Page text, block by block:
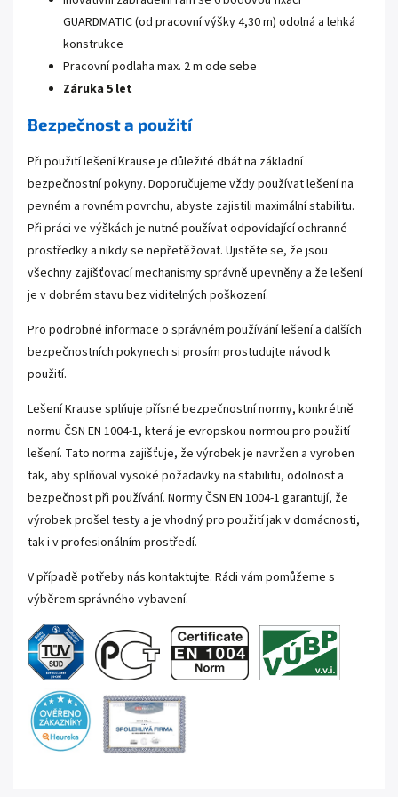
GUARDMATIC (od pracovní výšky 4,30 m) odolná a lehká
konstrukce
Pracovní podlaha max. 2 m ode sebe
Záruka 5 let
Bezpečnost a použití
Při použití lešení Krause je důležité dbát na základní
bezpečnostní pokyny. Doporučujeme vždy používat lešení na
pevném a rovném povrchu, abyste zajistili maximální stabilitu.
Při práci ve výškách je nutné používat odpovídající ochranné
prostředky a nikdy se nepřetěžovat. Ujistěte se, že jsou
všechny zajišťovací mechanismy správně upevněny a že lešení
je v dobrém stavu bez viditelných poškození.
Pro podrobné informace o správném používání lešení a dalších
bezpečnostních pokynech si prosím prostudujte návod k
použití.
Lešení Krause splňuje přísné bezpečnostní normy, konkrétně
normu ČSN EN 1004-1, která je evropskou normou pro použití
lešení. Tato norma zajišťuje, že výrobek je navržen a vyroben
tak, aby splňoval vysoké požadavky na stabilitu, odolnost a
bezpečnost při používání. Normy ČSN EN 1004-1 garantují, že
výrobek prošel testy a je vhodný pro použití jak v domácnosti,
tak i v profesionálním prostředí.
V případě potřeby nás kontaktujte. Rádi vám pomůžeme s
výběrem správného vybavení.